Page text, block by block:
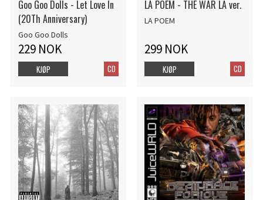
Goo Goo Dolls - Let Love In
(20Th Anniversary)
Goo Goo Dolls
229 NOK
CD
KJØP
LA POEM - THE WAR LA ver.
LA POEM
299 NOK
CD
KJØP